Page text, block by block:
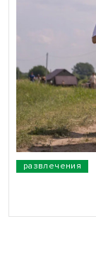
развлечения